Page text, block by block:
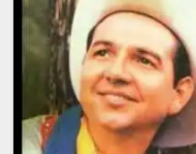
country
(diff.
mai
2021)